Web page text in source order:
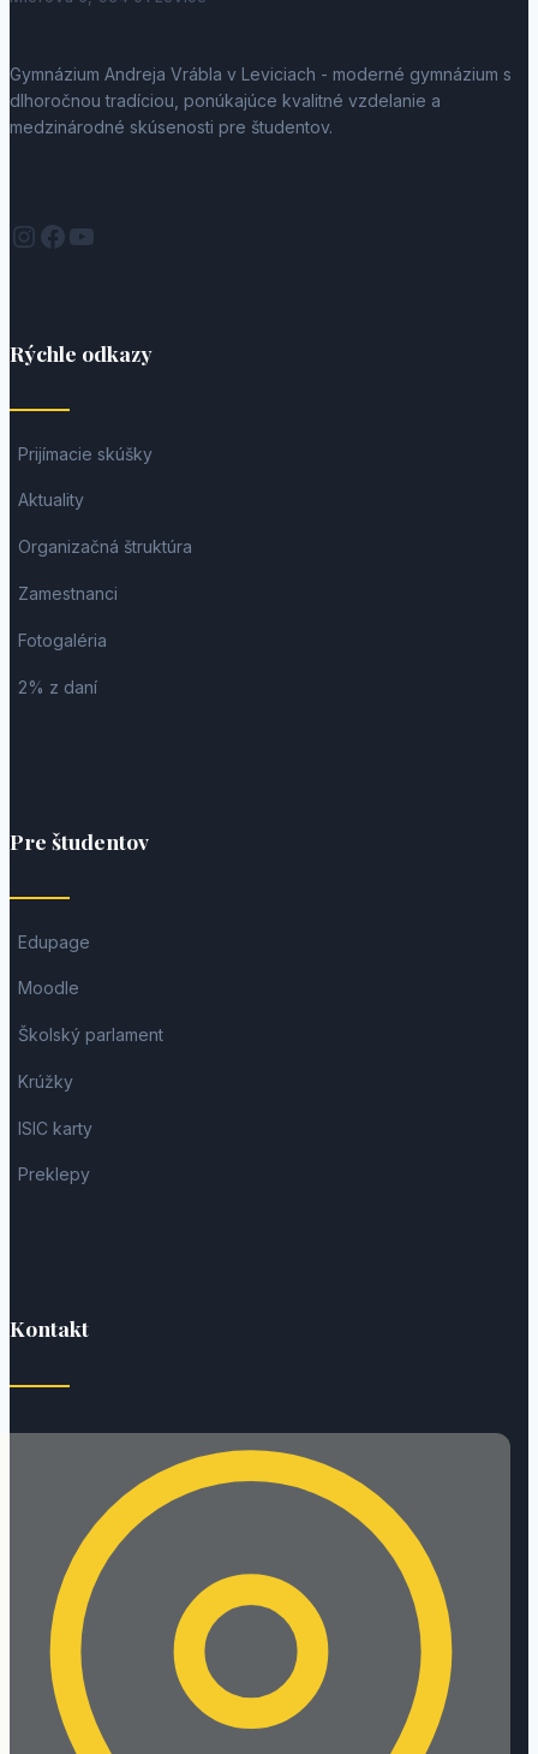
Gymnázium Andreja Vrábla v Leviciach - moderné gymnázium s
dlhoročnou tradíciou, ponúkajúce kvalitné vzdelanie a
medzinárodné skúsenosti pre študentov.
Instagram
Facebook
YouTube
Rýchle odkazy
Prijímacie skúšky
Aktuality
Organizačná štruktúra
Zamestnanci
Fotogaléria
2% z daní
Pre študentov
Edupage
Moodle
Školský parlament
Krúžky
ISIC karty
Preklepy
Kontakt